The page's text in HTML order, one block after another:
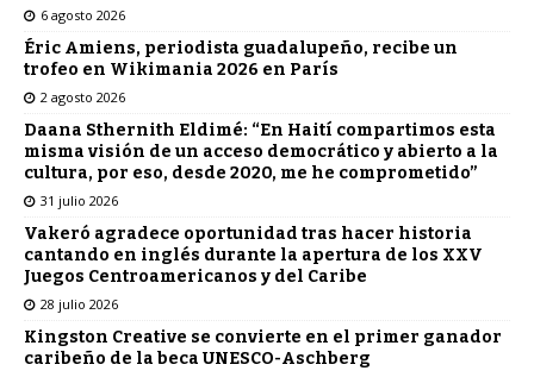
6 agosto 2026
Éric Amiens, periodista guadalupeño, recibe un
trofeo en Wikimania 2026 en París
2 agosto 2026
Daana Sthernith Eldimé: “En Haití compartimos esta
misma visión de un acceso democrático y abierto a la
cultura, por eso, desde 2020, me he comprometido”
31 julio 2026
Vakeró agradece oportunidad tras hacer historia
cantando en inglés durante la apertura de los XXV
Juegos Centroamericanos y del Caribe
28 julio 2026
Kingston Creative se convierte en el primer ganador
caribeño de la beca UNESCO-Aschberg